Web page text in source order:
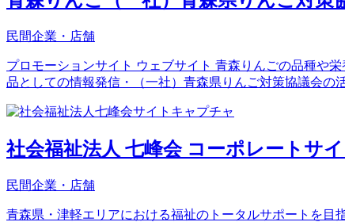
民間企業・店舗
プロモーションサイト ウェブサイト 青森りんごの品種や
品としての情報発信・（一社）青森県りんご対策協議会の
社会福祉法人 七峰会 コーポレートサイ
民間企業・店舗
青森県・津軽エリアにおける福祉のトータルサポートを